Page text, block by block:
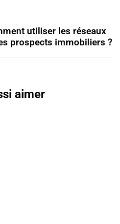
utiliser les réseaux
prospects immobiliers ?
aimer